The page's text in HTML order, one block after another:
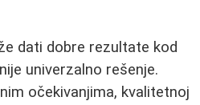
dati dobre rezultate kod
univerzalno rešenje.
očekivanjima, kvalitetnoj